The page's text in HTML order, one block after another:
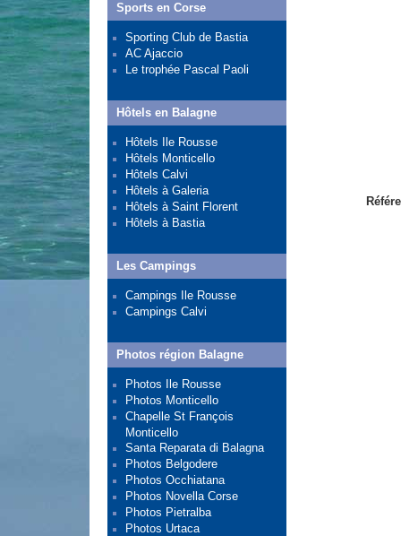
Sports en Corse
Sporting Club de Bastia
AC Ajaccio
Le trophée Pascal Paoli
Hôtels en Balagne
Hôtels Ile Rousse
Hôtels Monticello
Hôtels Calvi
Hôtels à Galeria
Hôtels à Saint Florent
Hôtels à Bastia
Les Campings
Campings Ile Rousse
Campings Calvi
Photos région Balagne
Photos Ile Rousse
Photos Monticello
Chapelle St François
Monticello
Santa Reparata di Balagna
Photos Belgodere
Photos Occhiatana
Photos Novella Corse
Photos Pietralba
Photos Urtaca